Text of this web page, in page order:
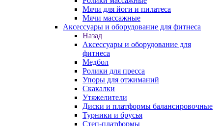
Мячи для йоги и пилатеса
Мячи массажные
Аксессуары и оборудование для фитнеса
Назад
Аксессуары и оборудование для
фитнеса
Медбол
Ролики для пресса
Упоры для отжиманий
Скакалки
Утяжелители
Диски и платформы балансировочные
Турники и брусья
Степ-платформы